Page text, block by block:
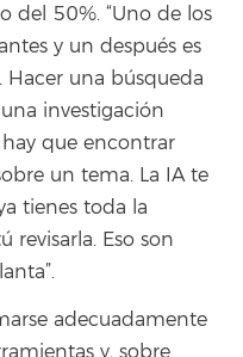
del 50%. “Uno de los
y un después es
una búsqueda
investigación
que encontrar
un tema. La IA te
tienes toda la
revisarla. Eso son
adecuadamente
y, sobre